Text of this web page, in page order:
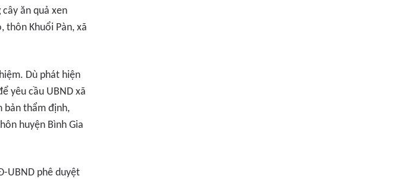
ăn quả xen
thôn Khuổi Pàn, xã
Dù phát hiện
yêu cầu UBND xã
bản thẩm định,
huyện Bình Gia
UBND phê duyệt